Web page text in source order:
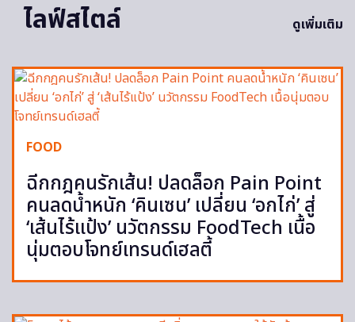
ไลฟ์สไตล์
ดูเพิ่มเติม
FOOD
ฉีกกฎคนรักเส้น! ปลดล็อก Pain Point
คนลดน้ำหนัก ‘คินเซน’ เปลี่ยน ‘อกไก่’ สู่
‘เส้นไร้แป้ง’ นวัตกรรม FoodTech เนื้อ
นุ่มตอบโจทย์เทรนด์เฮลตี้